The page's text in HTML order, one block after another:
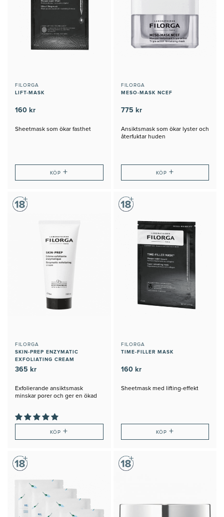
FILORGA
LIFT-MASK
160 kr
Sheetmask som ökar fasthet
KÖP+
FILORGA
MESO-MASK NCEF
775 kr
Ansiktsmask som ökar lyster och
återfuktar huden
KÖP +
FILORGA
SKIN-PREP ENZYMATIC
EXFOLIATING CREAM
365 kr
Exfolierande ansiktsmask
minskar porer och ger en ökad
KÖP+
FILORGA
TIME-FILLER MASK
160 kr
Sheetmask med lifting-effekt
KÖP +